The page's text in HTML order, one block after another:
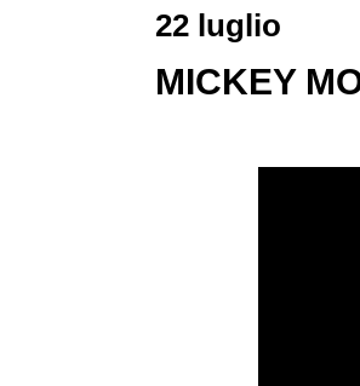
22 luglio
MICKEY